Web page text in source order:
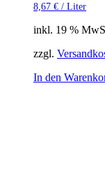
8,67 € / Liter
inkl. 19 %
zzgl.
In den